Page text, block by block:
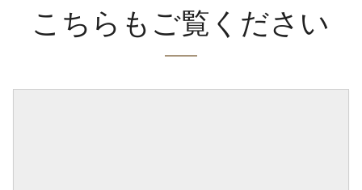
こちらもご覧ください